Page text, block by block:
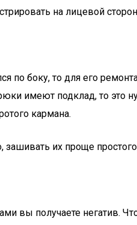
на лицевой
по боку, то для его
имеют подклад, то это
кармана.
зашивать их проще
вы получаете негатив.